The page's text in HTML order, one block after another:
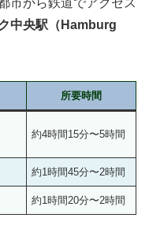
市から鉄道でアクセス
中央駅（Hamburg
所要時間
約4時間15分〜5時間
約1時間45分〜2時間
約1時間20分〜2時間